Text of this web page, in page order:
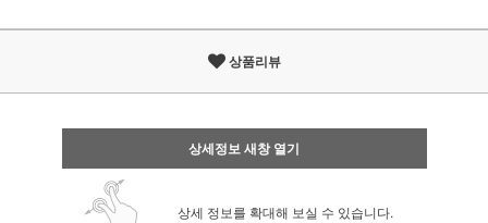
상품리뷰
상세정보 새창 열기
상세 정보를 확대해 보실 수 있습니다.